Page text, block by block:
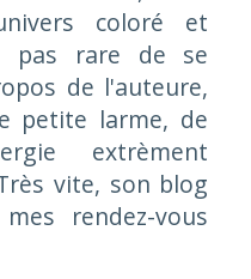
coloré et
pas rare de se
de l'auteure,
petite larme, de
extrèment
vite, son blog
rendez-vous